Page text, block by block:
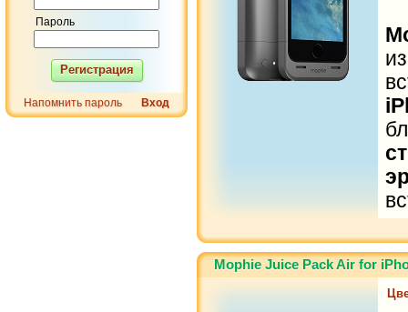
Пароль
Регистрация
Напомнить пароль Вход
Mophie Juice Pack Air for